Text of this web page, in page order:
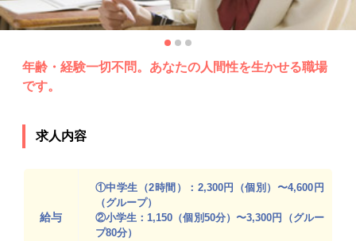
年齢・経験一切不問。あなたの人間性を生かせる職場
です。
求人内容
給与
①中学生（2時間）：2,300円（個別）〜4,600円
（グループ）
②小学生：1,150（個別50分）〜3,300円（グルー
プ80分）